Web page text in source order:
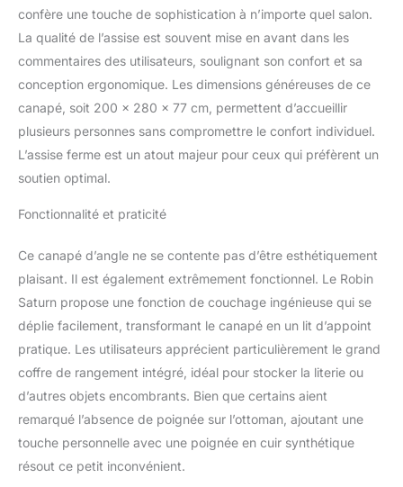
permet de transformer le
210 x 130 cm en
quelques gestes.
Pratique quand des
invités restent dormir ou
quand le salon doit aussi
servir de chambre
d’appoint. Rangements
main, sans encombrer la
pièce. Le salon reste plus
l’espace sert à plusieurs
usages dans la journée.
Confort doux et maintien
stable : Les ressorts, la
structure en bois et
panneau de meuble,
ainsi que les coussins de
dossier amovibles avec
confère une touche de sophistication à n’importe quel salon.
La qualité de l’assise est souvent mise en avant dans les
commentaires des utilisateurs, soulignant son confort et sa
conception ergonomique. Les dimensions généreuses de ce
canapé, soit 200 x 280 x 77 cm, permettent d’accueillir
plusieurs personnes sans compromettre le confort individuel.
L’assise ferme est un atout majeur pour ceux qui préfèrent un
soutien optimal.
Fonctionnalité et praticité
Ce canapé d’angle ne se contente pas d’être esthétiquement
plaisant. Il est également extrêmement fonctionnel. Le Robin
Saturn propose une fonction de couchage ingénieuse qui se
déplie facilement, transformant le canapé en un lit d’appoint
pratique. Les utilisateurs apprécient particulièrement le grand
coffre de rangement intégré, idéal pour stocker la literie ou
d’autres objets encombrants. Bien que certains aient
remarqué l’absence de poignée sur l’ottoman, ajoutant une
touche personnelle avec une poignée en cuir synthétique
résout ce petit inconvénient.